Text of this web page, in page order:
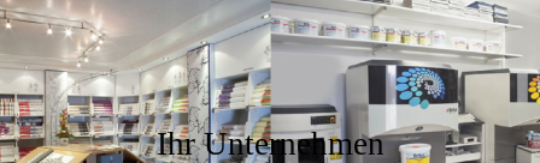
Ihr Unternehmen